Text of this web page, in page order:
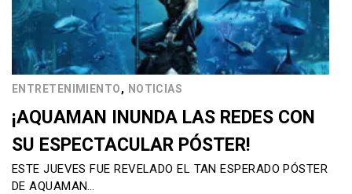
ENTRETENIMIENTO, NOTICIAS
¡AQUAMAN INUNDA LAS REDES CON
SU ESPECTACULAR PÓSTER!
ESTE JUEVES FUE REVELADO EL TAN ESPERADO PÓSTER
DE AQUAMAN…